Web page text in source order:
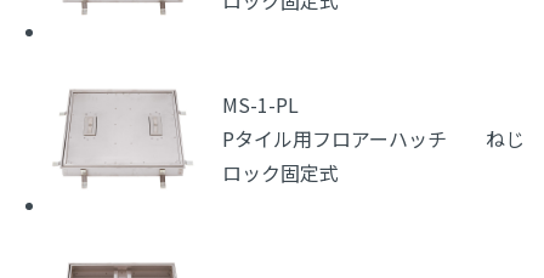
MS-1-PL
Pタイル用フロアーハッチ ねじ
ロック固定式